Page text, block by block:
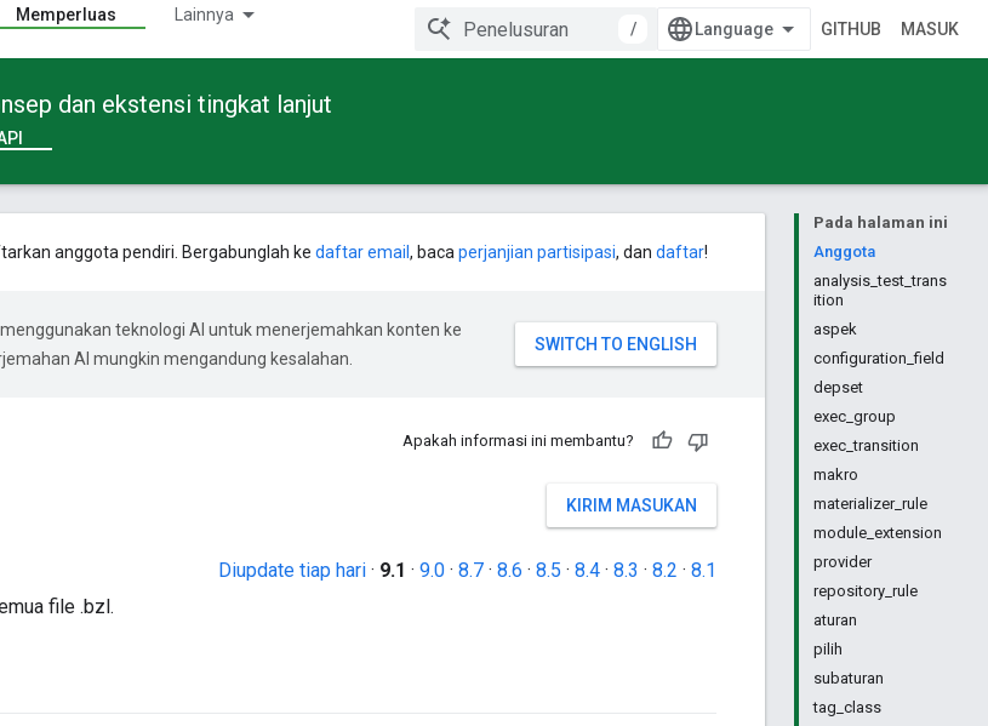
Memperluas Lainnya
/ GITHUB MASUK
dan ekstensi tingkat lanjut
Pada halaman ini
Anggota
analysis_test_trans
ition
aspek
configuration_field
depset
exec_group
exec_transition
makro
materializer_rule
module_extension
provider
repository_rule
aturan
pilih
subaturan
tag_class
anggota pendiri. Bergabunglah ke daftar email , baca perjanjian partisipasi, dan daftar!
teknologi AI untuk menerjemahkan konten ke
AI mungkin mengandung kesalahan.
Apakah informasi ini membantu?
KIRIM MASUKAN
Diupdate tiap hari · 9.1 · 9.0 · 8.7 · 8.6 · 8.5 · 8.4 · 8.3 · 8.2 · 8.1
file .bzl.